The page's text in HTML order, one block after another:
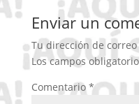
Enviar un
Tu dirección de
Los campos
Comentario *